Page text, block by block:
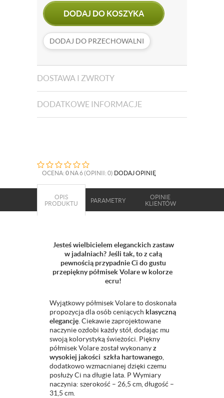
DODAJ DO KOSZYKA
DODAJ DO PRZECHOWALNI
DOSTAWA I ZWROTY
DODATKOWE INFORMACJE
OCENA: 0 NA 6 (OPINII: 0) DODAJ OPINIĘ
OPIS
PRODUKTU
PARAMETRY
OPINIE
KLIENTÓW
Jesteś wielbicielem eleganckich zastaw
w jadalniach? Jeśli tak, to z całą
pewnością przypadnie Ci do gustu
przepiękny półmisek Volare w kolorze
ecru!
Wyjątkowy półmisek Volare to doskonała
propozycja dla osób ceniących klasyczną
elegancję. Ciekawie zaprojektowane
naczynie ozdobi każdy stół, dodając mu
swoją kolorystyką świeżości. Piękny
półmisek Volare został wykonanyz
wysokiej jakości szkła hartowanego,
dodatkowo wzmacnianej dzięki czemu
posłuży Ci na długie lata. P Wymiary
naczynia: szerokość – 26,5 cm, długość –
31,5 cm.